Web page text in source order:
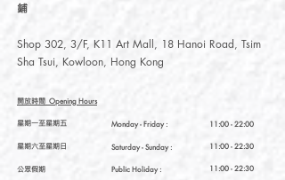
11:00 - 22:00
11:00 - 22:30
11:00 - 22:30
鋪
Shop 302, 3/F, K11 Art Mall, 18 Hanoi Road, Tsim
Sha Tsui, Kowloon, Hong Kong
開放時間 Opening Hours
星期一至星期五
星期六至星期日
公眾假期
Monday - Friday :
Saturday- Sunday :
Public Holiday :